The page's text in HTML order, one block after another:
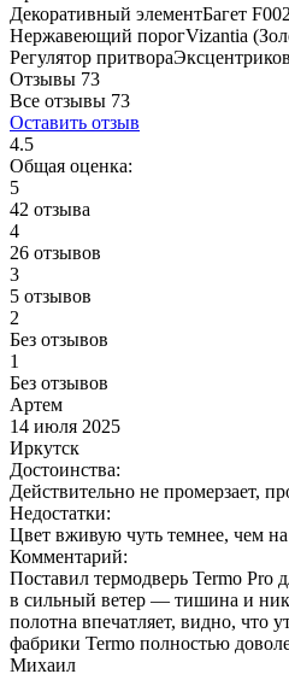
Декоративный элементБагет F002
Нержавеющий порогVizantia
Регулятор притвора
Отзывы 73
Все отзывы 73
Оставить отзыв
4.5
Общая оценка:
5
42 отзыва
4
26 отзывов
3
5 отзывов
2
Без отзывов
1
Без отзывов
Артем
14 июля 2025
Иркутск
Достоинства:
Действительно не промерзает,
Недостатки:
Цвет вживую чуть темнее, чем
Комментарий:
Поставил термодверь Termo Pro
в сильный ветер — тишина и
полотна впечатляет, видно, что
фабрики Termo полностью
Михаил